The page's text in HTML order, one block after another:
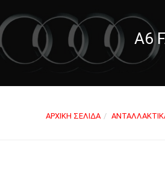
A6
ΑΡΧΙΚΉ ΣΕΛΊΔΑ